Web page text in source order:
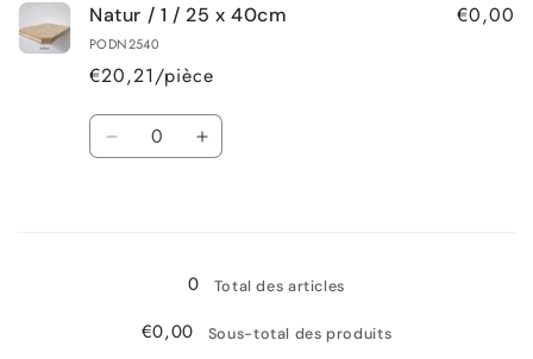
de
Natur
/
1
/
25
x
de
1
/
25
x
Natur / 1 / 25 x 40cm
PODN2540
€20,21/pièce
€0,00
Quantité
Réduire
Augmenter
25
0 Total des articles
€0,00 Sous-total des produits